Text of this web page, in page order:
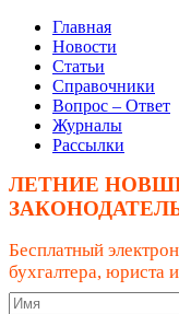
Главная
Новости
Статьи
Справочники
Вопрос – Ответ
Журналы
Рассылки
ЛЕТНИЕ
Бесплатный
бухгалтера, юриста